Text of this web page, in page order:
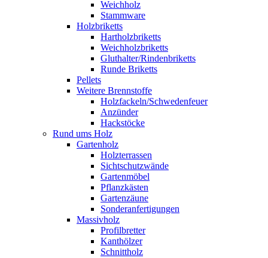
Weichholz
Stammware
Holzbriketts
Hartholzbriketts
Weichholzbriketts
Gluthalter/Rindenbriketts
Runde Briketts
Pellets
Weitere Brennstoffe
Holzfackeln/Schwedenfeuer
Anzünder
Hackstöcke
Rund ums Holz
Gartenholz
Holzterrassen
Sichtschutzwände
Gartenmöbel
Pflanzkästen
Gartenzäune
Sonderanfertigungen
Massivholz
Profilbretter
Kanthölzer
Schnittholz